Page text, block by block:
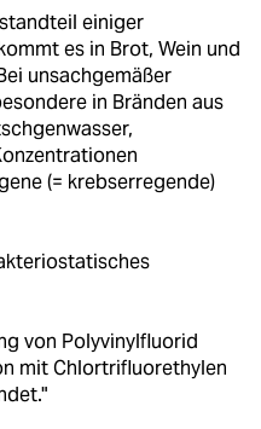
einiger
es in Brot, Wein und
unsachgemäßer
in Bränden aus
(= krebserregende)
von Polyvinylfluorid
mit Chlortrifluorethylen